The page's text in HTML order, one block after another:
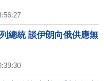
總統 談伊朗向俄供應無